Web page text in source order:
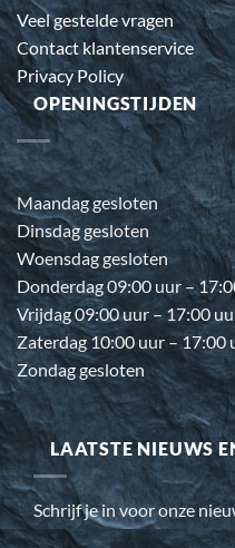
Veel gestelde vragen
Contact klantenservice
Privacy Policy
OPENINGSTIJDEN
Maandag gesloten
Dinsdag gesloten
Woensdag gesloten
Donderdag 09:00 uur –
Vrijdag 09:00 uur – 17:00
Zaterdag 10:00 uur – 17:00
Zondag gesloten
LAATSTE NIEUWS
Schrijf je in voor onze